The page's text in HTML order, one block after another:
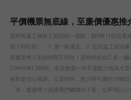
平價機票無底線，至廉價優惠推
想到有返工無收工就頹到一個點，朝9晚11彷如香
現下列症狀：「1. 週一盼週五、2. 諗到返工就頭
那麼思考人生的時間又到啦！是時候給自己來一趟
COMFORT ZONE。永安旅遊一向不遺餘力地為大
絕對是信心保證。又是咁的，那少得可憐的10幾
「床」虛度嗎？就讓我們繼續向下看，立即預訂心